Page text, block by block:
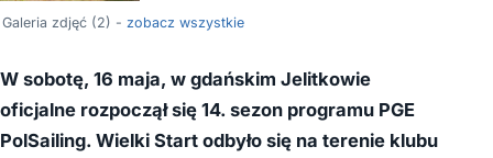
Galeria zdjęć (2) - zobacz wszystkie
W sobotę, 16 maja, w gdańskim Jelitkowie
oficjalne rozpoczął się 14. sezon programu PGE
PolSailing. Wielki Start odbyło się na terenie klubu